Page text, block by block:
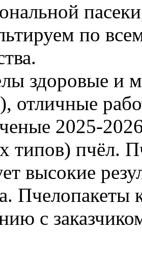
по
здоровые и
отличные
2025-
типов) пчёл.
высокие
Пчелопакеты
с